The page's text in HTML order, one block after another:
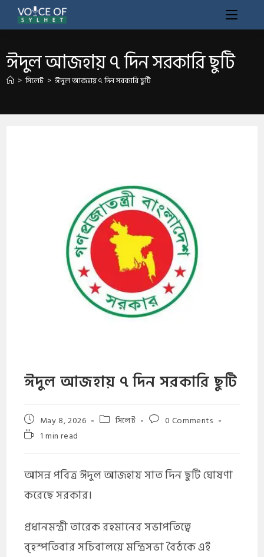
ঈদুল আজহায় ৭ দিন সরকারি ছুটি
> সিলেট > ঈদুল আজহায় ৭ দিন সরকারি ছুটি
ঈদুল আজহায় ৭ দিন সরকারি ছুটি
May 8, 2026 সিলেট
0 Comments
1 min read
আসন্ন পবিত্র ঈদুল আজহায় সাত দিন ছুটি ঘোষণা
করেছে সরকার।
প্রধানমন্ত্রী তারেক রহমানের সভাপতিত্বে
বৃহস্পতিবার সচিবালয়ে মন্ত্রিসভা বৈঠকে এই